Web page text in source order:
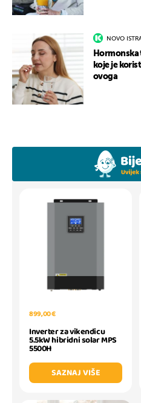
NOVO
Hormonska
koje je
ovoga
899,00 €
Inverter za vikendicu
5.5kW hibridni solar MPS
5500H
SAZNAJ VIŠE